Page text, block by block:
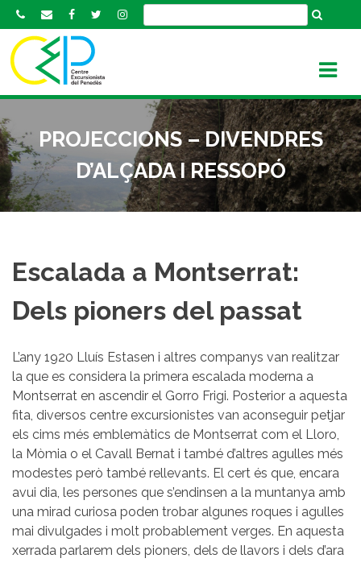
k
c
o
n
e
PROJECCIONS – DIVENDRES
D’ALÇADA I RESSOPÓ
Escalada a Montserrat:
Dels pioners del passat
L’any 1920 Lluís Estasen i altres companys van realitzar
la que es considera la primera escalada moderna a
Montserrat en ascendir el Gorro Frigi. Posterior a aquesta
fita, diversos centre excursionistes van aconseguir petjar
els cims més emblemàtics de Montserrat com el Lloro,
la Mòmia o el Cavall Bernat i també d’altres agulles més
modestes però també rellevants. El cert és que, encara
avui dia, les persones que s’endinsen a la muntanya amb
una mirad curiosa poden trobar algunes roques i agulles
mai divulgades i molt probablement verges. En aquesta
xerrada parlarem dels pioners, dels de llavors i dels d’ara